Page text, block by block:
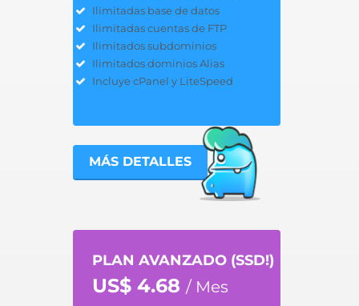
Ilimitadas base de datos
Ilimitadas cuentas de FTP
Ilimitados subdominios
Ilimitados dominios Alias
Incluye cPanel y LiteSpeed
MÁS DETALLES
PLAN AVANZADO (SSD!)
US$ 4.68 / Mes